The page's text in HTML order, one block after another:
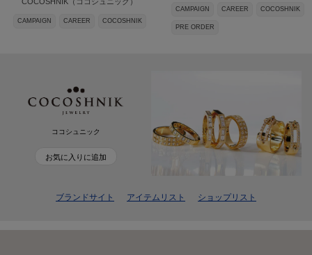
CAMPAIGN CAREER COCOSHNIK
CAMPAIGN CAREER COCOSHNIK
PRE ORDER
ココシュニック
お気に入りに追加
ブランドサイト アイテムリスト ショップリスト